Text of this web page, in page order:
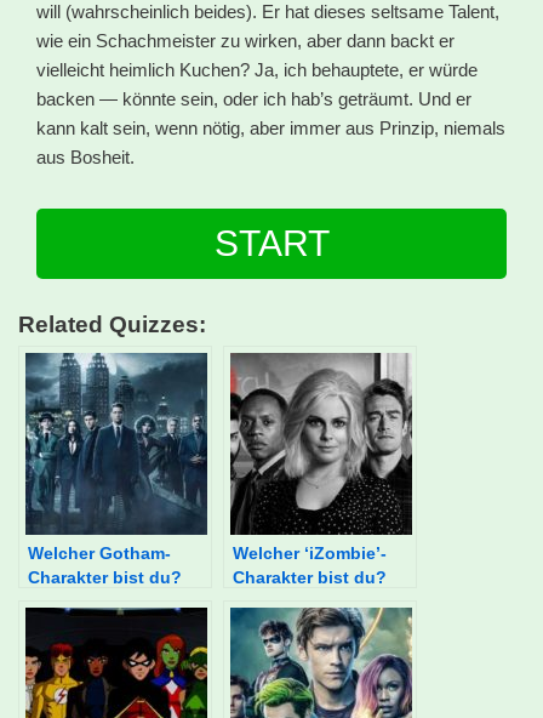
will (wahrscheinlich beides). Er hat dieses seltsame Talent,
wie ein Schachmeister zu wirken, aber dann backt er
vielleicht heimlich Kuchen? Ja, ich behauptete, er würde
backen — könnte sein, oder ich hab’s geträumt. Und er
kann kalt sein, wenn nötig, aber immer aus Prinzip, niemals
aus Bosheit.
START
Related Quizzes:
Welcher Gotham-
Charakter bist du?
Welcher ‘iZombie’-
Charakter bist du?